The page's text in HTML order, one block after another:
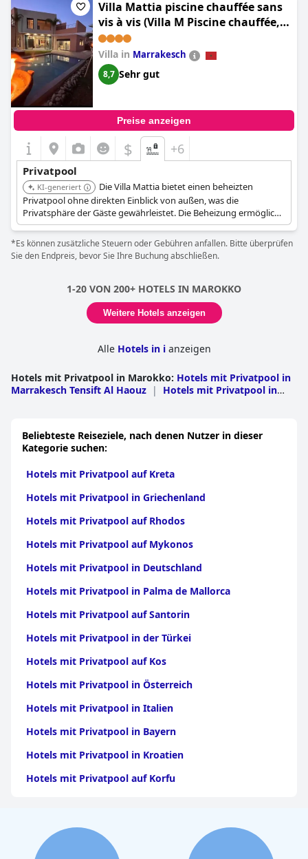
Villa Mattia piscine chauffée sans
vis à vis (Villa M Piscine chauffée,
Hammam sans vis à vis
Marrakech)
Villa in Marrakesch
8,7 Sehr gut
Preise anzeigen
$ +6
Privatpool
KI-generiert
Die Villa Mattia bietet einen beheizten
Privatpool ohne direkten Einblick von außen, was die
Privatsphäre der Gäste gewährleistet. Die Beheizung ermöglicht
ein angenehmes Schwimmen.
*Es können zusätzliche Steuern oder Gebühren anfallen. Bitte überprüfen
Sie den Endpreis, bevor Sie Ihre Buchung abschließen.
1-20 VON 200+ HOTELS IN MAROKKO
Weitere Hotels anzeigen
Alle Hotels in ianzeigen
Hotels mit Privatpool in Marokko: Hotels mit Privatpool in
Marrakesch Tensift Al Haouz |
Hotels mit Privatpool in
Casablanca | Hotels mit Privatpool in
Orientalisch | Hotels mit Privatpool in Rabat Verkauf
Abda | Hotels mit Privatpool in Fes Boulemane
Privatpool in Meknes - Tafilalet | Hotels mit Privatpool in
Tadla Azilal
|
Hotels mit Privatpool in Taza Al Hoceima
Taounate | Hotels mit Privatpool in Oued el
Dahab
|
Hotels mit Privatpool in Laayoune Boujdour Sakia
El Hamra
Beliebteste Reiseziele, nach denen Nutzer in dieser
Kategorie suchen:
Hotels mit Privatpool auf Kreta
Hotels mit Privatpool in Griechenland
Hotels mit Privatpool auf Rhodos
Hotels mit Privatpool auf Mykonos
Hotels mit Privatpool in Deutschland
Hotels mit Privatpool in Palma de Mallorca
Hotels mit Privatpool auf Santorin
Hotels mit Privatpool in der Türkei
Hotels mit Privatpool auf Kos
Hotels mit Privatpool in Österreich
Hotels mit Privatpool in Italien
Hotels mit Privatpool in Bayern
Hotels mit Privatpool in Kroatien
Hotels mit Privatpool auf Korfu
Hotels mit Privatpool auf den Kanarischen Inseln
Hotels mit Privatpool auf Ibiza